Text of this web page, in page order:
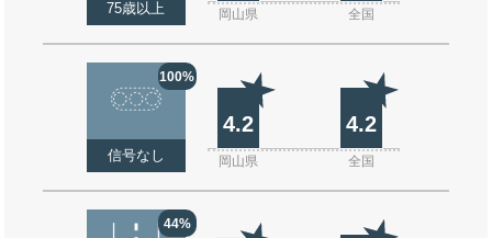
75歳以上 岡山県 全国
100%
信号なし
4.2 4.2
岡山県 全国
44%